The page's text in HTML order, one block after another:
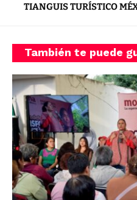
TIANGUIS TURÍSTICO
También te puede